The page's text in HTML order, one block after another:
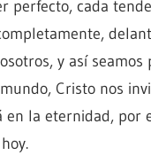
cada
y así seamos
Cristo nos
la eternidad, por